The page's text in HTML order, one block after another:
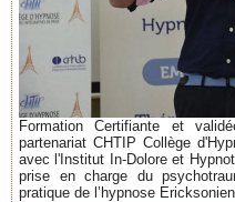
Formation Certifiante et
partenariat CHTIP Collège
avec l'Institut In-Dolore et
prise en charge du
pratique de l’hypnose